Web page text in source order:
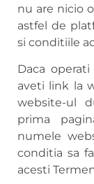
nu are nicio
astfel de
si conditiile
Daca
aveti link la
website-ul
prima
numele
conditia sa
acesti